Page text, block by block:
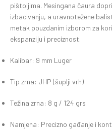
pištoljima. Mesingana čaura
izbacivanju, a uravnotežene
metak pouzdanim izborom za
ekspanziju i preciznost.
Kalibar: 9 mm Luger
Tip zrna: JHP (šuplji vrh)
Težina zrna: 8 g / 124 grs
Namjena: Precizno gađanje i